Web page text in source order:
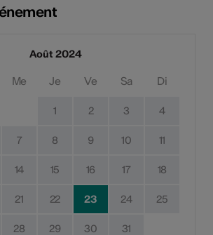
Août 2024
Me Je Ve Sa Di
1 2 3 4
7 8 9 10 11
14 15 16 17 18
21 22 23 24 25
28 29 30 31